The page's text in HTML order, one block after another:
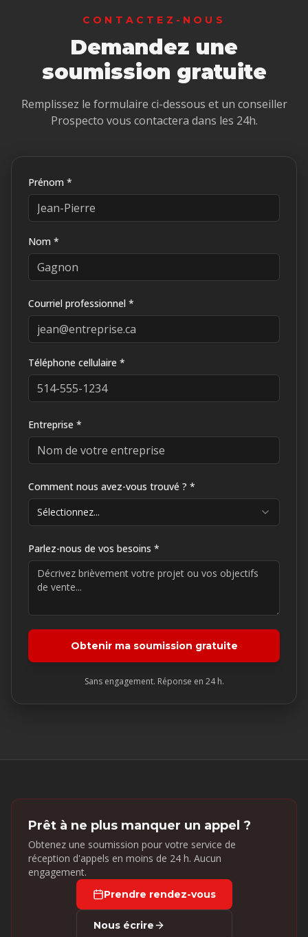
CONTACTEZ-NOUS
Demandez une
soumission gratuite
Remplissez le formulaire ci-dessous et un conseiller
Prospecto vous contactera dans les 24h.
Prénom *
Nom *
Courriel professionnel *
Téléphone cellulaire *
Entreprise *
Comment nous avez-vous trouvé ? *
Sélectionnez...
Parlez-nous de vos besoins *
Obtenir ma soumission gratuite
Sans engagement. Réponse en 24 h.
Prêt à ne plus manquer un appel ?
Obtenez une soumission pour votre service de
réception d'appels en moins de 24 h. Aucun
engagement.
Prendre rendez-vous
Nous écrire